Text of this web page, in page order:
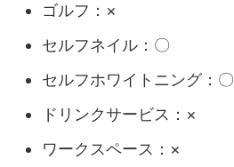
ゴルフ：×
セルフネイル：〇
セルフホワイトニング：〇
ドリンクサービス：×
ワークスペース：×